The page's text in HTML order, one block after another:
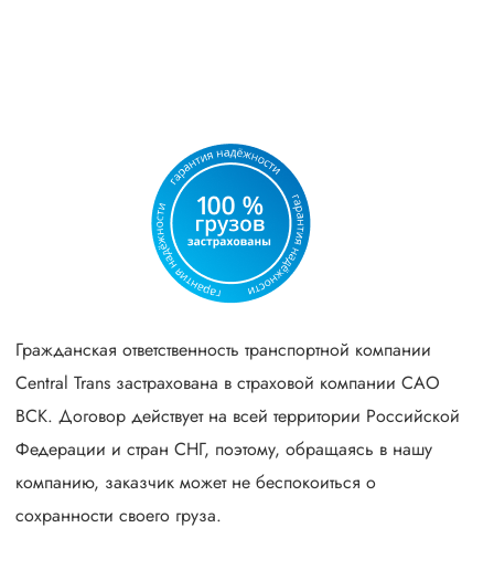
Гражданская ответственность транспортной компании
Central Trans застрахована в страховой компании САО
ВСК. Договор действует на всей территории Российской
Федерации и стран СНГ, поэтому, обращаясь в нашу
компанию, заказчик может не беспокоиться о
сохранности своего груза.